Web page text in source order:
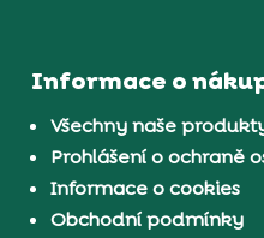
Informace o
Všechny naše
Prohlášení o ochraně
Informace o cookies
Obchodní podmínky